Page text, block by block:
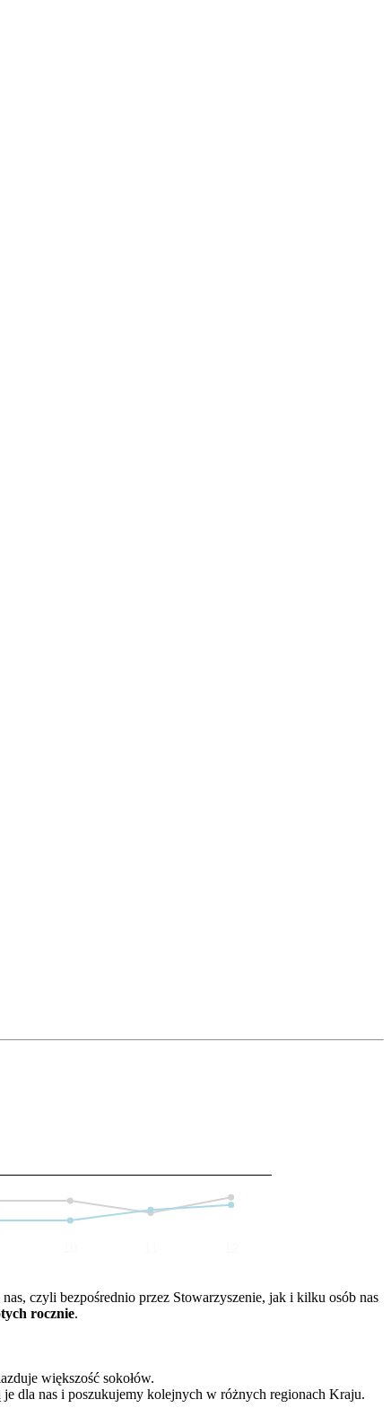
czyli bezpośrednio przez Stowarzyszenie, jak i kilku osób nas
rocznie.
większość sokołów.
dla nas i poszukujemy kolejnych w różnych regionach Kraju.